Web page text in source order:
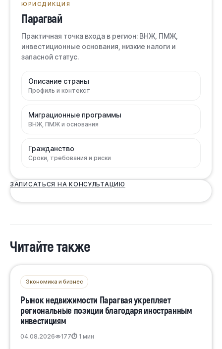
ЮРИСДИКЦИЯ
Парагвай
Практичная точка входа в регион: ВНЖ, ПМЖ,
инвестиционные основания, низкие налоги и
запасной статус.
Описание страны
Профиль и контекст
Миграционные программы
ВНЖ, ПМЖ и основания
Гражданство
Сроки, требования и риски
ЗАПИСАТЬСЯ НА КОНСУЛЬТАЦИЮ
Читайте также
Экономика и бизнес
Рынок недвижимости Парагвая укрепляет
региональные позиции благодаря иностранным
инвестициям
04.08.2026 177⏱ 1 мин